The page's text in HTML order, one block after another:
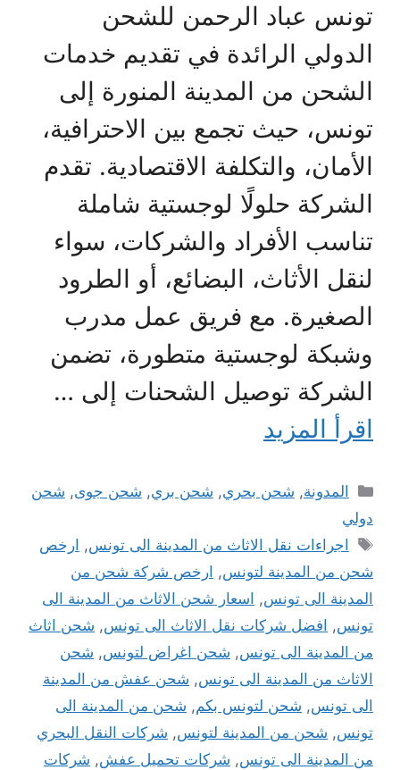
تونس عباد الرحمن للشحن
الدولي الرائدة في تقديم خدمات
الشحن من المدينة المنورة إلى
تونس، حيث تجمع بين الاحترافية،
الأمان، والتكلفة الاقتصادية. تقدم
الشركة حلولًا لوجستية شاملة
تناسب الأفراد والشركات، سواء
لنقل الأثاث، البضائع، أو الطرود
الصغيرة. مع فريق عمل مدرب
وشبكة لوجستية متطورة، تضمن
الشركة توصيل الشحنات إلى …
اقرأ المزيد
التصنيفات
المدونة, شحن بحري, شحن بري, شحن جوى, شحن
دولي
الوسوم
اجراءات نقل الاثاث من المدينة الى تونس, ارخص
شحن من المدينة لتونس, ارخص شركة شحن من
المدينة الى تونس, اسعار شحن الاثاث من المدينة الى
تونس, افضل شركات نقل الاثاث الى تونس, شحن اثاث
من المدينة الى تونس, شحن اغراض لتونس, شحن
الاثاث من المدينة الى تونس, شحن عفش من المدينة
الى تونس, شحن لتونس بكم, شحن من المدينة الى
تونس, شحن من المدينة لتونس, شركات النقل البحري
من المدينة الى تونس, شركات تحميل عفش, شركات